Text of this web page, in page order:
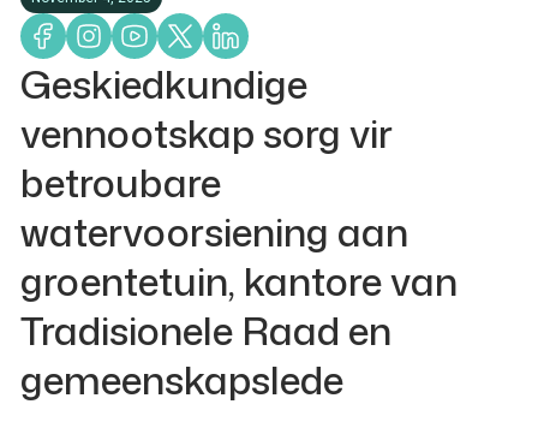
Geskiedkundige
vennootskap sorg vir
betroubare
watervoorsiening aan
groentetuin, kantore van
Tradisionele Raad en
gemeenskapslede